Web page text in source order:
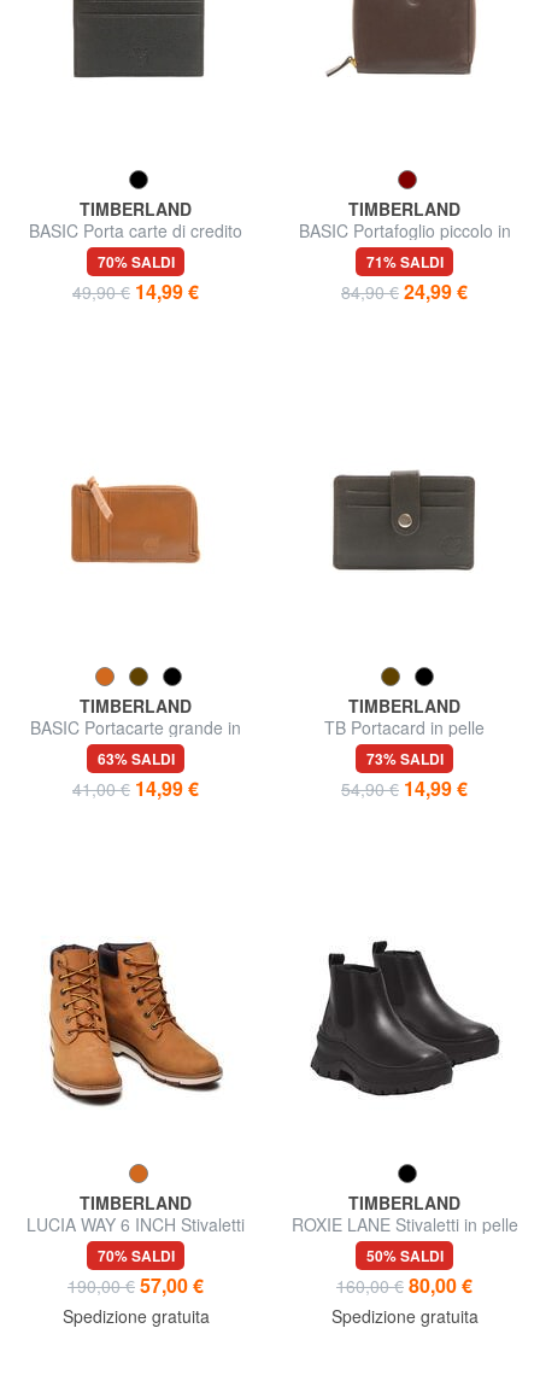
TIMBERLAND
BASIC Porta carte di credito
con zip
70% SALDI
49,90 € 14,99 €
TIMBERLAND
BASIC Portafoglio piccolo in
pelle zip around
71% SALDI
84,90 € 24,99 €
TIMBERLAND
BASIC Portacarte grande in
pelle con zip
63% SALDI
41,00 € 14,99 €
TIMBERLAND
TB Portacard in pelle
73% SALDI
54,90 € 14,99 €
TIMBERLAND
LUCIA WAY 6 INCH Stivaletti
in pelle
70% SALDI
190,00 € 57,00 €
Spedizione gratuita
TIMBERLAND
ROXIE LANE Stivaletti in pelle
50% SALDI
160,00 € 80,00 €
Spedizione gratuita